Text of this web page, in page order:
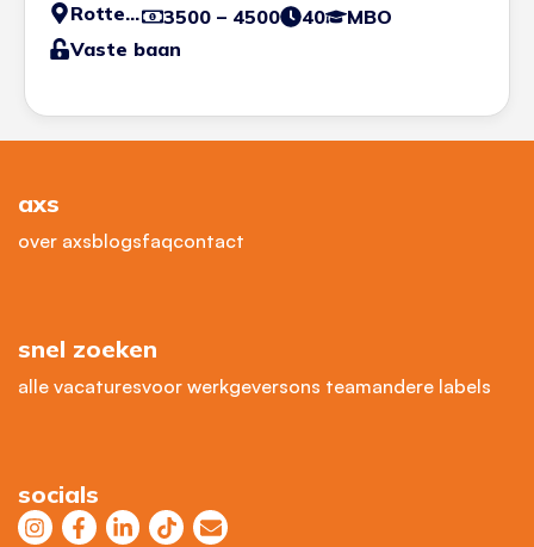
Rotterdam 3500 – 4500 40
MBO
Vaste baan
axs
over axsblogsfaqcontact
snel zoeken
alle vacaturesvoor werkgeversons teamandere labels
socials